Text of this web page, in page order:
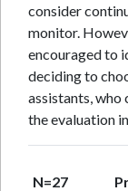
consider
monitor.
encouraged to
deciding to
assistants,
the evaluation
N=27